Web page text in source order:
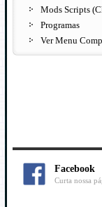
Mods Scripts
Programas
Ver Menu
Facebook
Curta nossa